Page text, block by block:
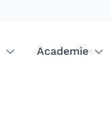
Academie